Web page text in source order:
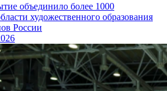
объединило более 1000
художественного образования
России